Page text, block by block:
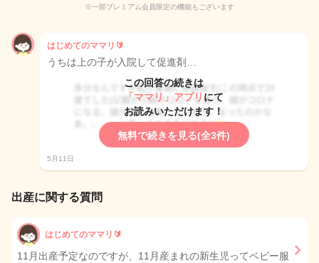
※一部プレミアム会員限定の機能もございます
はじめてのママリ🔰
うちは上の子が入院して促進剤…
この回答の続きは
「ママリ」アプリ にて
お読みいただけます！
無料で続きを見る(全3件)
5月11日
出産に関する質問
はじめてのママリ🔰
11月出産予定なのですが、11月産まれの新生児ってベビー服